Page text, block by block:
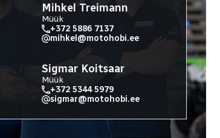
Mihkel Treimann
Müük
+372 5886 7137
mihkel@motohobi.ee
Sigmar Koitsaar
Müük
+372 5344 5979
sigmar@motohobi.ee